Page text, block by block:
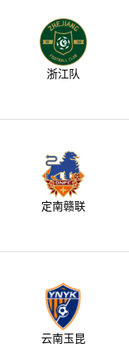
浙江队
定南赣联
云南玉昆